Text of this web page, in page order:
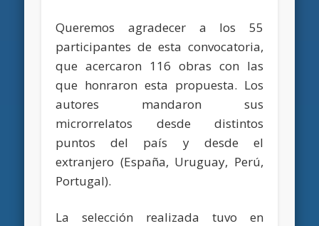
Queremos agradecer a los 55
participantes de esta convocatoria,
que acercaron 116 obras con las
que honraron esta propuesta. Los
autores mandaron sus
microrrelatos desde distintos
puntos del país y desde el
extranjero (España, Uruguay, Perú,
Portugal).
La selección realizada tuvo en